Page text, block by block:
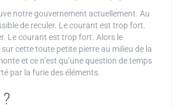
notre gouvernement actuellement. Au
de reculer. Le courant est trop fort.
Le courant est trop fort. Alors le
cette toute petite pierre au milieu de la
et ce n’est qu’une question de temps
par la furie des éléments.